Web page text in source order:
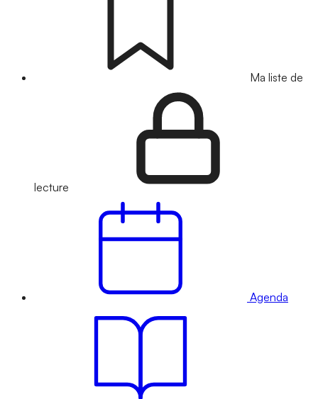
Ma liste de
lecture
Agenda